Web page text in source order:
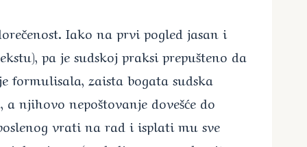
Iako na prvi pogled jasan i
pa je sudskoj praksi prepušteno da
formulisala, zaista bogata sudska
njihovo nepoštovanje dovešće do
vrati na rad i isplati mu sve